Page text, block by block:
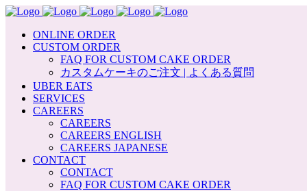
ONLINE ORDER
CUSTOM ORDER
FAQ FOR CUSTOM CAKE ORDER
カスタムケーキのご注文 | よくある質問
UBER EATS
SERVICES
CAREERS
CAREERS
CAREERS ENGLISH
CAREERS JAPANESE
CONTACT
CONTACT
FAQ FOR CUSTOM CAKE ORDER